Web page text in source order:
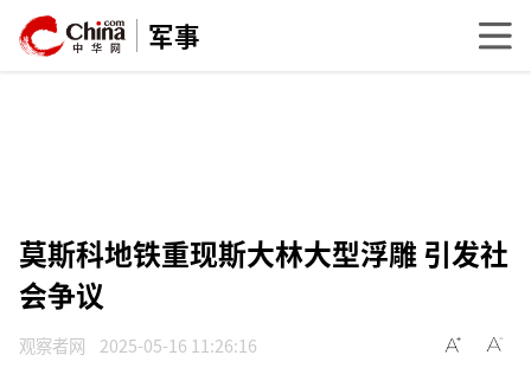
军事
莫斯科地铁重现斯大林大型浮雕 引发社
会争议
观察者网 2025-05-16 11:26:16